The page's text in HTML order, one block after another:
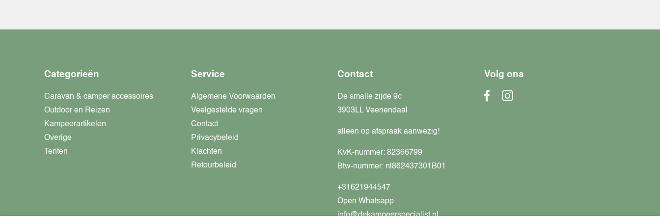
Categorieën
Caravan & camper accessoires
Outdoor en Reizen
Kampeerartikelen
Overige
Tenten
Service
Algemene Voorwaarden
Veelgestelde vragen
Contact
Privacybeleid
Klachten
Retourbeleid
Contact
De smalle zijde 9c
3903LL Veenendaal
alleen op afspraak aanwezig!
KvK-nummer: 82366799
Btw-nummer: nl862437301B01
+31621944547
Open Whatsapp
info@dekampeerspecialist.nl
Volg ons